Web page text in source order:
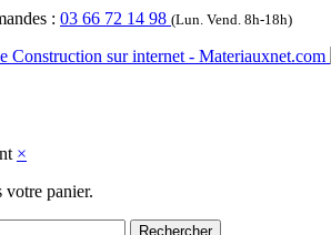
: 03 66 72 14 98 (Lun. Vend. 8h-18h)
×
votre panier.
Rechercher